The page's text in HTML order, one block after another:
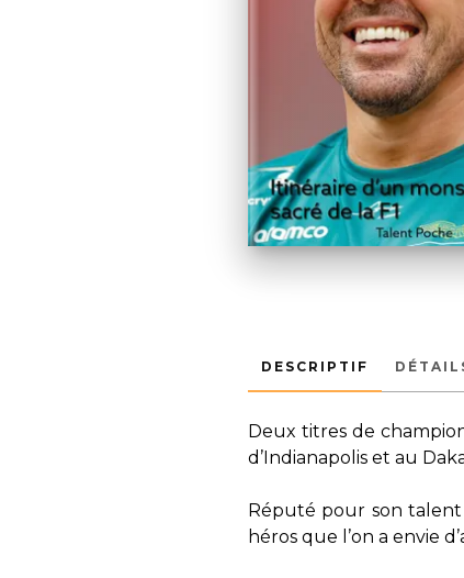
DESCRIPTIF
Deux titres de
d’Indianapolis et au
Réputé pour son talent
héros que l’on a envie